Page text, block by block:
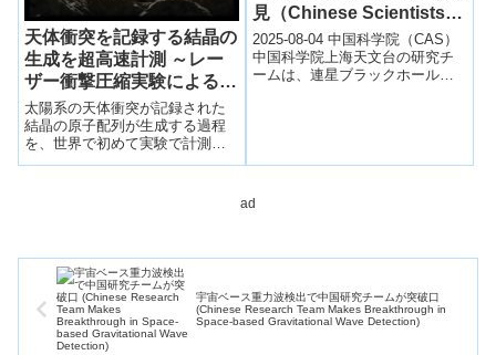
天体衝突を記録する結晶の
生成を超高速計測 ～レー
ザー衝撃圧縮実験による太
陽系史の読解～
太陽系の天体衝突が記録された
結晶の原子配列が生成する過程
を、世界で初めて実験で計測し
た。
見（Chinese Scientists
Discover Third Celestial
Body in Black Holes’
Merger）
2025-08-04 中国科学院（CAS）
中国科学院上海天文台の研究チ
ームは、連星ブラックホールの
ad
宇宙ベース重力波検出で中国研究チームが突破口
(Chinese Research Team Makes Breakthrough in
Space-based Gravitational Wave Detection)